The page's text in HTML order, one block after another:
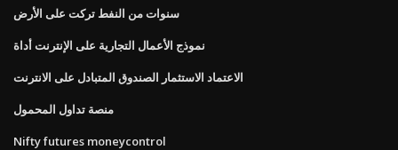
سنوات من النفط تركت على الأرض
نموذج الأعمال التجارية على الإنترنت أداة
الاعتماد الاستثمار الصندوق المتبادل على الانترنت
منصة تداول المحمول
Nifty futures moneycontrol